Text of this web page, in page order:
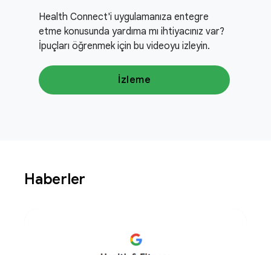
Health Connect'i uygulamanıza entegre
etme konusunda yardıma mı ihtiyacınız var?
İpuçları öğrenmek için bu videoyu izleyin.
İzleme
Haberler